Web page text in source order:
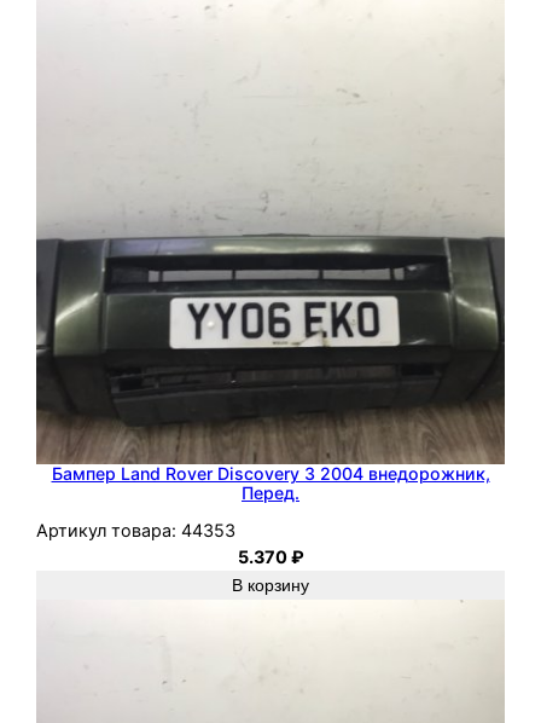
Бампер Land Rover Discovery 3 2004 внедорожник,
Перед.
Артикул товара: 44353
5.370₽
В корзину